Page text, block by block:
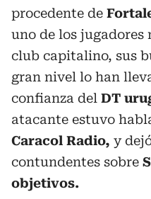
procedente de
uno de los jugadores
club capitalino, sus
gran nivel lo han
confianza del DT
atacante estuvo
Caracol Radio, y
contundentes sobre
objetivos.